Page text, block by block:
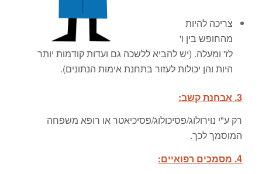
צריכה להיות
מהחופש בין ו'
לז' ומעלה. (יש להביא ללשכה גם ועדות קודמות יותר
היות והן יכולות לעזור בתחנת אימות הנתונים).
3. אבחנת קשב:
רק ע"י נוירולוג/פסיכולוג/פסיכיאטר או רופא משפחה
המוסמך לכך.
4. מסמכים רפואיים: